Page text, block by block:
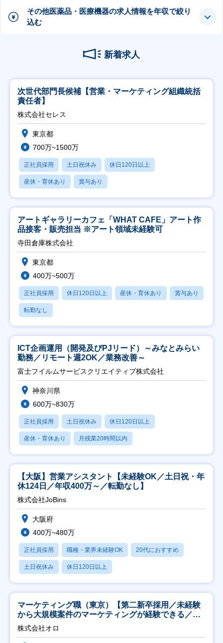
その他医薬品・医療機器の求人情報を年収で絞り
込む
新着求人
次世代部門長候補【営業・マーケティング組織統括
責任者】
株式会社セレス
東京都
700万~1500万
正社員採用 土日祝休み 休日120日以上
産休・育休あり 賞与あり
アートギャラリーカフェ「WHAT CAFE」アート作
品接客・販売担当 ※アート領域未経験可
寺田倉庫株式会社
東京都
400万~500万
正社員採用 休日120日以上 産休・育休あり 賞与あり
転勤なし
ICT企画運用（開発及びPJリード）～みなとみらい
勤務／リモート週2OK／業務改善～
富士フイルムサービスクリエイティブ株式会社
神奈川県
600万~830万
正社員採用 土日祝休み 休日120日以上
産休・育休あり 月残業20時間以内
【大阪】営業アシスタント【未経験OK／土日祝・年
休124日／年収400万～／転勤なし】
株式会社JoBins
大阪府
400万~480万
正社員採用 職種・業界未経験OK 20代におすすめ
土日祝休み 休日120日以上
マーケティング職（東京）【第二新卒採用／未経験
から大規模案件のマーケティングが経験できる／研
修充実】
株式会社オロ